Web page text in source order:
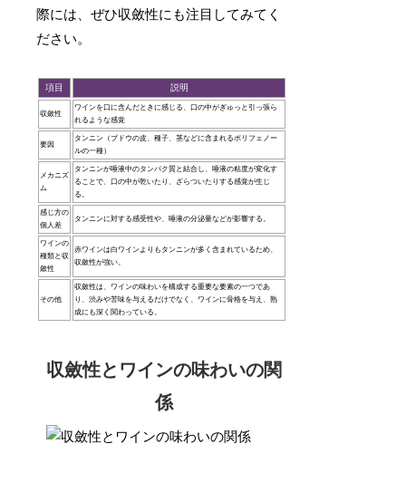
際には、ぜひ収斂性にも注目してみてく
ださい。
項目 説明
収斂性
ワインを口に含んだときに感じる、口の中がぎゅっと引っ張ら
れるような感覚
要因
タンニン（ブドウの皮、種子、茎などに含まれるポリフェノー
ルの一種）
メカニズ
ム
タンニンが唾液中のタンパク質と結合し、唾液の粘度が変化す
ることで、口の中が乾いたり、ざらついたりする感覚が生じ
る。
感じ方の
個人差
タンニンに対する感受性や、唾液の分泌量などが影響する。
ワインの
種類と収
斂性
赤ワインは白ワインよりもタンニンが多く含まれているため、
収斂性が強い。
その他
収斂性は、ワインの味わいを構成する重要な要素の一つであ
り、渋みや苦味を与えるだけでなく、ワインに骨格を与え、熟
成にも深く関わっている。
収斂性とワインの味わいの関
係